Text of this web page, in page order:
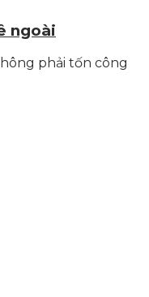
ngoài
phải tốn công